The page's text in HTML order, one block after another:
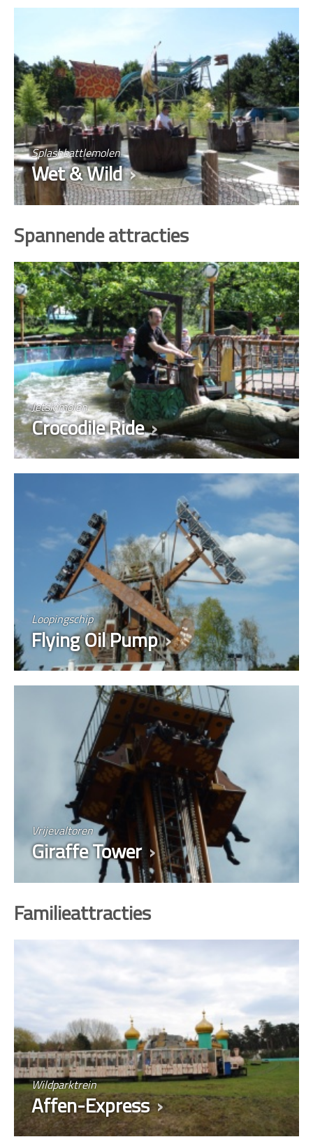
Splashbattlemolen
Wet & Wild
Spannende attracties
Jetskimolen
Crocodile Ride
Loopingschip
Flying Oil Pump
Vrijevaltoren
Giraffe Tower
Familieattracties
Wildparktrein
Affen-Express